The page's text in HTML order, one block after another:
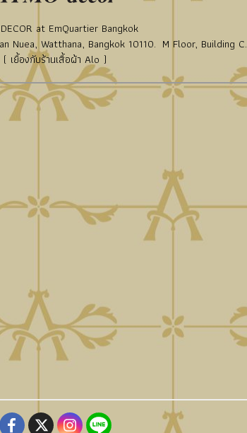
at EmQuartier Bangkok
Nuea, Watthana, Bangkok 10110. M Floor, Building C.
( เยื้องกับร้านเสื้อผ้า Alo )